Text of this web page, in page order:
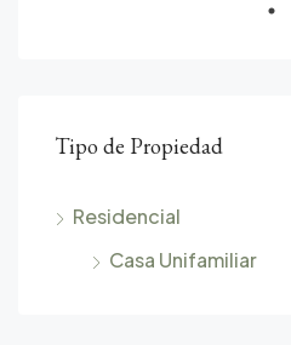
Tipo de Propiedad
Residencial
Casa Unifamiliar